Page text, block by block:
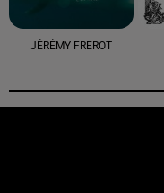
JÉRÉMY FREROT